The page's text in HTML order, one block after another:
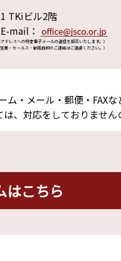
TKiビル2階
mail：
アドレスへの特定電子メールの送信を拒否いたします。）
営業・セールス・勧誘目的のご連絡はご遠慮ください。）
・メール・郵便・FAXな
、対応をしておりません
はこちら